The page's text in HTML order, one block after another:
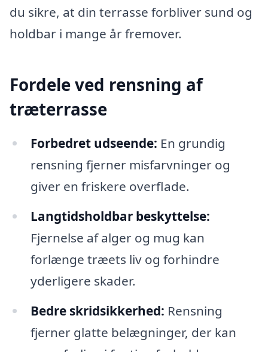
du sikre, at din terrasse forbliver sund og
holdbar i mange år fremover.
Fordele ved rensning af
træterrasse
Forbedret udseende: En grundig
rensning fjerner misfarvninger og
giver en friskere overflade.
Langtidsholdbar beskyttelse:
Fjernelse af alger og mug kan
forlænge træets liv og forhindre
yderligere skader.
Bedre skridsikkerhed: Rensning
fjerner glatte belægninger, der kan